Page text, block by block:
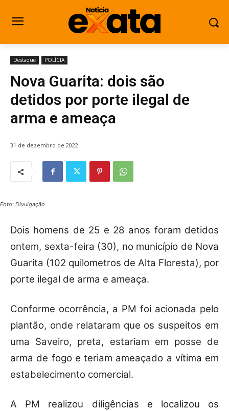
Destaque POLÍCIA
Nova Guarita: dois são
detidos por porte ilegal de
arma e ameaça
31 de dezembro de 2022
Foto: Divulgação
Dois homens de 25 e 28 anos foram detidos
ontem, sexta-feira (30), no município de Nova
Guarita (102 quilometros de Alta Floresta), por
porte ilegal de arma e ameaça.
Conforme ocorrência, a PM foi acionada pelo
plantão, onde relataram que os suspeitos em
uma Saveiro, preta, estariam em posse de
arma de fogo e teriam ameaçado a vítima em
estabelecimento comercial.
A PM realizou diligências e localizou os